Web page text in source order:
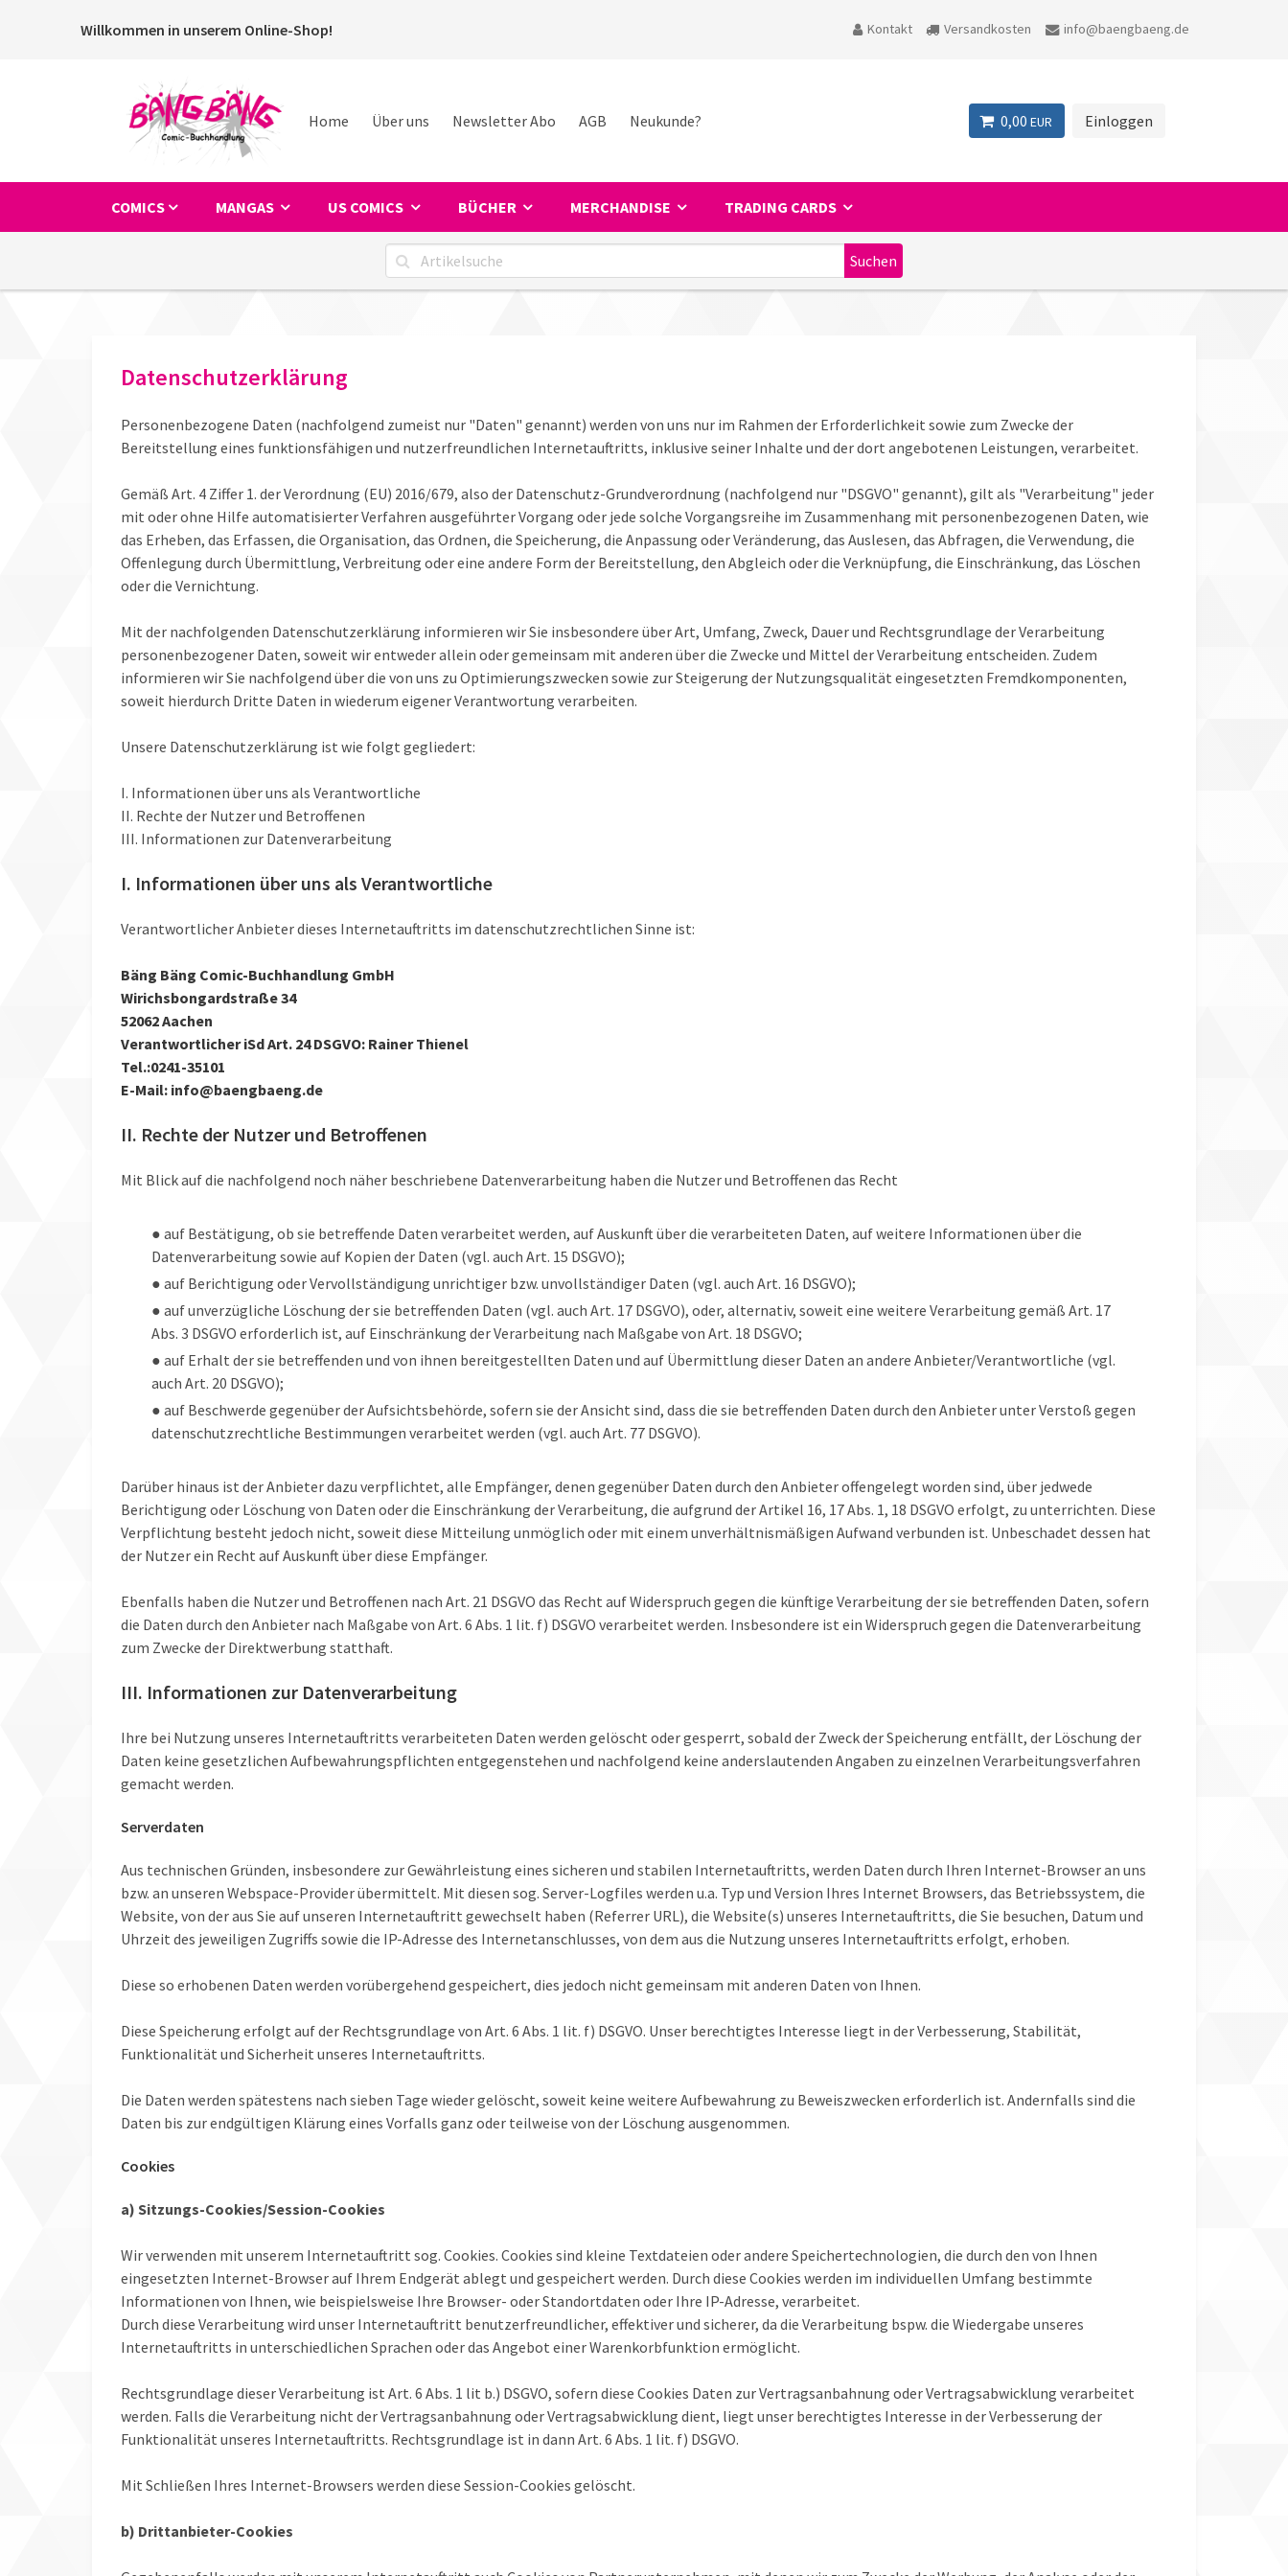
Willkommen in unserem Online-Shop! Kontakt Versandkosten info@baengbaeng.de
Home Über uns Newsletter Abo AGB Neukunde? 0,00 EUR Einloggen
COMICS MANGAS US COMICS BÜCHER MERCHANDISE TRADING CARDS
Datenschutzerklärung
Personenbezogene Daten (nachfolgend zumeist nur "Daten" genannt) werden von uns nur im Rahmen der Erforderlichkeit sowie zum Zwecke der
Bereitstellung eines funktionsfähigen und nutzerfreundlichen Internetauftritts, inklusive seiner Inhalte und der dort angebotenen Leistungen, verarbeitet.
Gemäß Art. 4 Ziffer 1. der Verordnung (EU) 2016/679, also der Datenschutz-Grundverordnung (nachfolgend nur "DSGVO" genannt), gilt als "Verarbeitung" jeder
mit oder ohne Hilfe automatisierter Verfahren ausgeführter Vorgang oder jede solche Vorgangsreihe im Zusammenhang mit personenbezogenen Daten, wie
das Erheben, das Erfassen, die Organisation, das Ordnen, die Speicherung, die Anpassung oder Veränderung, das Auslesen, das Abfragen, die Verwendung, die
Offenlegung durch Übermittlung, Verbreitung oder eine andere Form der Bereitstellung, den Abgleich oder die Verknüpfung, die Einschränkung, das Löschen
oder die Vernichtung.
Mit der nachfolgenden Datenschutzerklärung informieren wir Sie insbesondere über Art, Umfang, Zweck, Dauer und Rechtsgrundlage der Verarbeitung
personenbezogener Daten, soweit wir entweder allein oder gemeinsam mit anderen über die Zwecke und Mittel der Verarbeitung entscheiden. Zudem
informieren wir Sie nachfolgend über die von uns zu Optimierungszwecken sowie zur Steigerung der Nutzungsqualität eingesetzten Fremdkomponenten,
soweit hierdurch Dritte Daten in wiederum eigener Verantwortung verarbeiten.
Unsere Datenschutzerklärung ist wie folgt gegliedert:
I. Informationen über uns als Verantwortliche
II. Rechte der Nutzer und Betroffenen
III. Informationen zur Datenverarbeitung
I. Informationen über uns als Verantwortliche
Verantwortlicher Anbieter dieses Internetauftritts im datenschutzrechtlichen Sinne ist:
Bäng Bäng Comic-Buchhandlung GmbH
Wirichsbongardstraße 34
52062 Aachen
Verantwortlicher iSd Art. 24 DSGVO: Rainer Thienel
Tel.:0241-35101
E-Mail: info@baengbaeng.de
II. Rechte der Nutzer und Betroffenen
Mit Blick auf die nachfolgend noch näher beschriebene Datenverarbeitung haben die Nutzer und Betroffenen das Recht
● auf Bestätigung, ob sie betreffende Daten verarbeitet werden, auf Auskunft über die verarbeiteten Daten, auf weitere Informationen über die
Datenverarbeitung sowie auf Kopien der Daten (vgl. auch Art. 15 DSGVO);
● auf Berichtigung oder Vervollständigung unrichtiger bzw. unvollständiger Daten (vgl. auch Art. 16 DSGVO);
● auf unverzügliche Löschung der sie betreffenden Daten (vgl. auch Art. 17 DSGVO), oder, alternativ, soweit eine weitere Verarbeitung gemäß Art. 17
Abs. 3 DSGVO erforderlich ist, auf Einschränkung der Verarbeitung nach Maßgabe von Art. 18 DSGVO;
● auf Erhalt der sie betreffenden und von ihnen bereitgestellten Daten und auf Übermittlung dieser Daten an andere Anbieter/Verantwortliche (vgl.
auch Art. 20 DSGVO);
● auf Beschwerde gegenüber der Aufsichtsbehörde, sofern sie der Ansicht sind, dass die sie betreffenden Daten durch den Anbieter unter Verstoß gegen
datenschutzrechtliche Bestimmungen verarbeitet werden (vgl. auch Art. 77 DSGVO).
Darüber hinaus ist der Anbieter dazu verpflichtet, alle Empfänger, denen gegenüber Daten durch den Anbieter offengelegt worden sind, über jedwede
Berichtigung oder Löschung von Daten oder die Einschränkung der Verarbeitung, die aufgrund der Artikel 16, 17 Abs. 1, 18 DSGVO erfolgt, zu unterrichten. Diese
Verpflichtung besteht jedoch nicht, soweit diese Mitteilung unmöglich oder mit einem unverhältnismäßigen Aufwand verbunden ist. Unbeschadet dessen hat
der Nutzer ein Recht auf Auskunft über diese Empfänger.
Ebenfalls haben die Nutzer und Betroffenen nach Art. 21 DSGVO das Recht auf Widerspruch gegen die künftige Verarbeitung der sie betreffenden Daten, sofern
die Daten durch den Anbieter nach Maßgabe von Art. 6 Abs. 1 lit. f) DSGVO verarbeitet werden. Insbesondere ist ein Widerspruch gegen die Datenverarbeitung
zum Zwecke der Direktwerbung statthaft.
III. Informationen zur Datenverarbeitung
Ihre bei Nutzung unseres Internetauftritts verarbeiteten Daten werden gelöscht oder gesperrt, sobald der Zweck der Speicherung entfällt, der Löschung der
Daten keine gesetzlichen Aufbewahrungspflichten entgegenstehen und nachfolgend keine anderslautenden Angaben zu einzelnen Verarbeitungsverfahren
gemacht werden.
Serverdaten
Aus technischen Gründen, insbesondere zur Gewährleistung eines sicheren und stabilen Internetauftritts, werden Daten durch Ihren Internet-Browser an uns
bzw. an unseren Webspace-Provider übermittelt. Mit diesen sog. Server-Logfiles werden u.a. Typ und Version Ihres Internet Browsers, das Betriebssystem, die
Website, von der aus Sie auf unseren Internetauftritt gewechselt haben (Referrer URL), die Website(s) unseres Internetauftritts, die Sie besuchen, Datum und
Uhrzeit des jeweiligen Zugriffs sowie die IP-Adresse des Internetanschlusses, von dem aus die Nutzung unseres Internetauftritts erfolgt, erhoben.
Diese so erhobenen Daten werden vorübergehend gespeichert, dies jedoch nicht gemeinsam mit anderen Daten von Ihnen.
Diese Speicherung erfolgt auf der Rechtsgrundlage von Art. 6 Abs. 1 lit. f) DSGVO. Unser berechtigtes Interesse liegt in der Verbesserung, Stabilität,
Funktionalität und Sicherheit unseres Internetauftritts.
Die Daten werden spätestens nach sieben Tage wieder gelöscht, soweit keine weitere Aufbewahrung zu Beweiszwecken erforderlich ist. Andernfalls sind die
Daten bis zur endgültigen Klärung eines Vorfalls ganz oder teilweise von der Löschung ausgenommen.
Cookies
a) Sitzungs-Cookies/Session-Cookies
Wir verwenden mit unserem Internetauftritt sog. Cookies. Cookies sind kleine Textdateien oder andere Speichertechnologien, die durch den von Ihnen
eingesetzten Internet-Browser auf Ihrem Endgerät ablegt und gespeichert werden. Durch diese Cookies werden im individuellen Umfang bestimmte
Informationen von Ihnen, wie beispielsweise Ihre Browser- oder Standortdaten oder Ihre IP-Adresse, verarbeitet.
Durch diese Verarbeitung wird unser Internetauftritt benutzerfreundlicher, effektiver und sicherer, da die Verarbeitung bspw. die Wiedergabe unseres
Internetauftritts in unterschiedlichen Sprachen oder das Angebot einer Warenkorbfunktion ermöglicht.
Rechtsgrundlage dieser Verarbeitung ist Art. 6 Abs. 1 lit b.) DSGVO, sofern diese Cookies Daten zur Vertragsanbahnung oder Vertragsabwicklung verarbeitet
werden. Falls die Verarbeitung nicht der Vertragsanbahnung oder Vertragsabwicklung dient, liegt unser berechtigtes Interesse in der Verbesserung der
Funktionalität unseres Internetauftritts. Rechtsgrundlage ist in dann Art. 6 Abs. 1 lit. f) DSGVO.
Mit Schließen Ihres Internet-Browsers werden diese Session-Cookies gelöscht.
b) Drittanbieter-Cookies